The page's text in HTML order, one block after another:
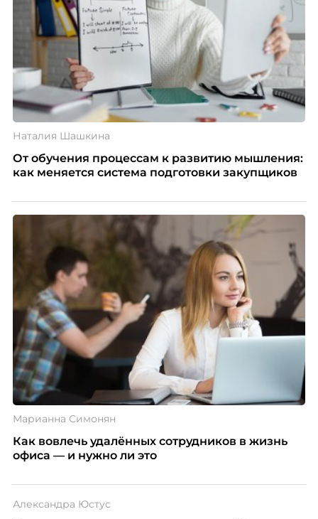
Наталия Шашкина
От обучения процессам к развитию мышления:
как меняется система подготовки закупщиков
Марианна Симонян
Как вовлечь удалённых сотрудников в жизнь
офиса — и нужно ли это
Александра Юстус